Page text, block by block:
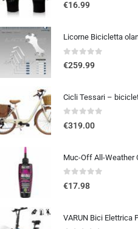
€16.99
0out of 5
€259.99
0out of 5
€319.00
0out of 5
€17.98